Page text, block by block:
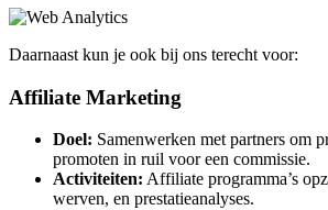
Daarnaast kun je ook bij ons terecht voor:
Affiliate Marketing
Doel: Samenwerken met partners om
promoten in ruil voor een commissie.
Activiteiten: Affiliate programma’s
werven, en prestatieanalyses.